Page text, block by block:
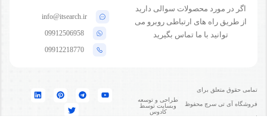
اگر در مورد محصولات سوالی دارید
از طریق راه های ارتباطی روبرو می
توانید با ما تماس بگیرید
info@itsearch.ir
09912506958
09912218770
تمامی حقوق متعلق برای
فروشگاه آی تی سرچ محفوظ
طراحی و توسعه
وبسایت توسط
کادوس